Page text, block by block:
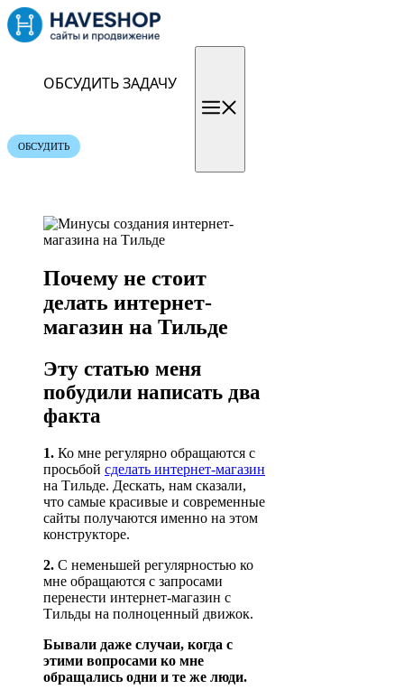
Перейти
к
содержимому
ОБСУДИТЬ ЗАДАЧУ
ОБСУДИТЬ
Почему не стоит
делать интернет-
магазин на Тильде
Эту статью меня
побудили написать два
факта
1. Ко мне регулярно обращаются с
просьбой сделать интернет-магазин
на Тильде. Дескать, нам сказали,
что самые красивые и современные
сайты получаются именно на этом
конструкторе.
2. С неменьшей регулярностью ко
мне обращаются с запросами
перенести интернет-магазин с
Тильды на полноценный движок.
Бывали даже случаи, когда с
этими вопросами ко мне
обращались одни и те же люди.